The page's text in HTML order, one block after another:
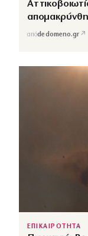
απόdedomeno.gr ↗
ΕΠΙΚΑΙΡΟΤΗΤΑ